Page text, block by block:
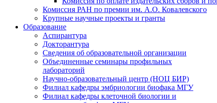
Комиссия РАН по премии им. А.О. Ковалевского
Крупные научные проекты и гранты
Образование
Аспирантура
Докторантура
Сведения об образовательной организации
Объединенные семинары профильных
лабораторий
Научно-образовательный центр (НОЦ БИР)
Филиал кафедры эмбриологии биофака МГУ
Филиал кафедры клеточной биологии и